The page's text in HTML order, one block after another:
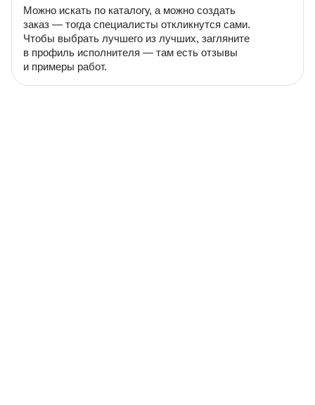
Можно искать по каталогу, а можно создать
заказ — тогда специалисты откликнутся сами.
Чтобы выбрать лучшего из лучших, загляните
в профиль исполнителя — там есть отзывы
и примеры работ.